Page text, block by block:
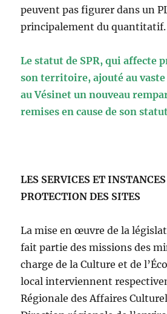
peuvent pas figurer dans un
principalement du quantitatif.
Le statut de SPR, qui affecte
son territoire, ajouté au vaste
au Vésinet un nouveau
remises en cause de son
LES SERVICES ET
PROTECTION DES SITES
La mise en œuvre de la
fait partie des missions des
charge de la Culture et de
local interviennent
Régionale des Affaires